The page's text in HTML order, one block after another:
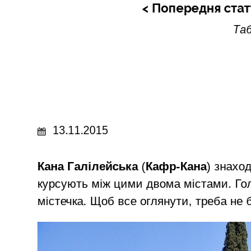
Попередня
13.11.2015
Кана Галілейська(Кафр-Кана)
курсують між цими двома містами.
містечка. Щоб все оглянути, треба не